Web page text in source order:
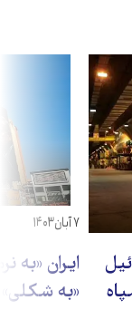
ایران «به
«به
۷ آبان ۱۴۰۳